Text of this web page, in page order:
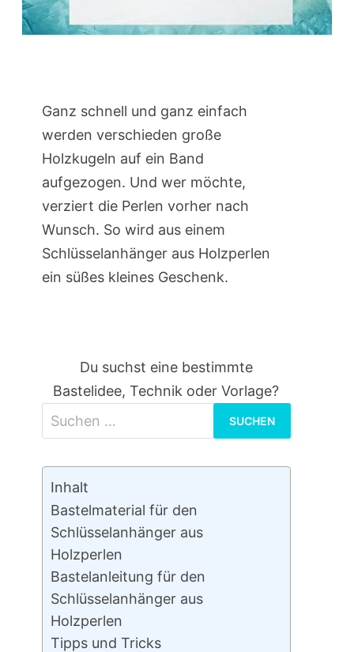
Ganz schnell und ganz einfach
werden verschieden große
Holzkugeln auf ein Band
aufgezogen. Und wer möchte,
verziert die Perlen vorher nach
Wunsch. So wird aus einem
Schlüsselanhänger aus Holzperlen
ein süßes kleines Geschenk.
Du suchst eine bestimmte
Bastelidee, Technik oder Vorlage?
nach:
Inhalt
Bastelmaterial für den
Schlüsselanhänger aus
Holzperlen
Bastelanleitung für den
Schlüsselanhänger aus
Holzperlen
Tipps und Tricks